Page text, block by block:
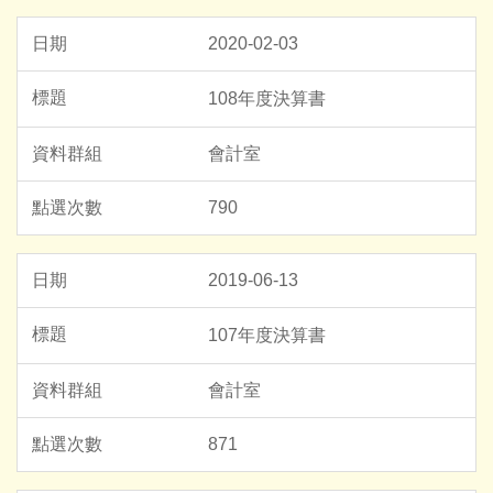
2020-02-03
108年度決算書
會計室
790
2019-06-13
107年度決算書
會計室
871